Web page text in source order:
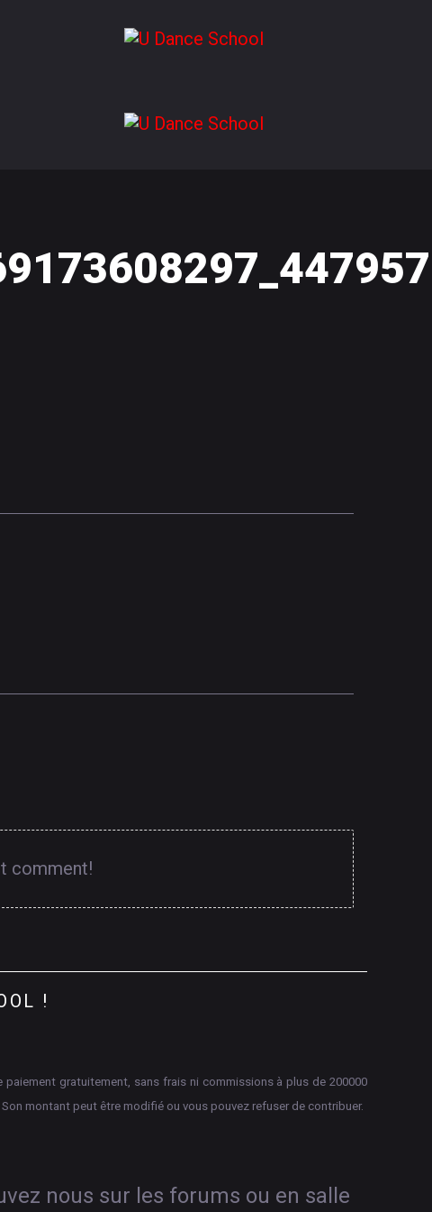
comment!
!
gratuitement, sans frais ni commissions à plus de 200000
Son montant peut être modifié ou vous pouvez refuser de contribuer.
nous sur les forums ou en salle